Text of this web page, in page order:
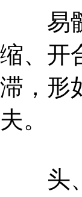
易髓
缩、开
滞，形
夫。
头、